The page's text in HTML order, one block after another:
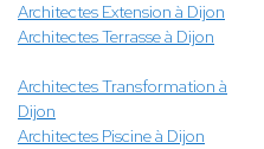
Architectes Extension à Dijon
Architectes Terrasse à Dijon
Architectes Transformation à
Dijon
Architectes Piscine à Dijon